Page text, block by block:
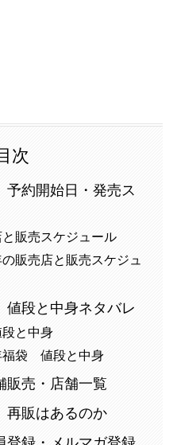
次
約開始日・発売ス
販売スケジュール
の販売店と販売スケジュ
段と中身ネタバレ
と中身
福袋 値段と中身
売・店舗一覧
販はあるのか